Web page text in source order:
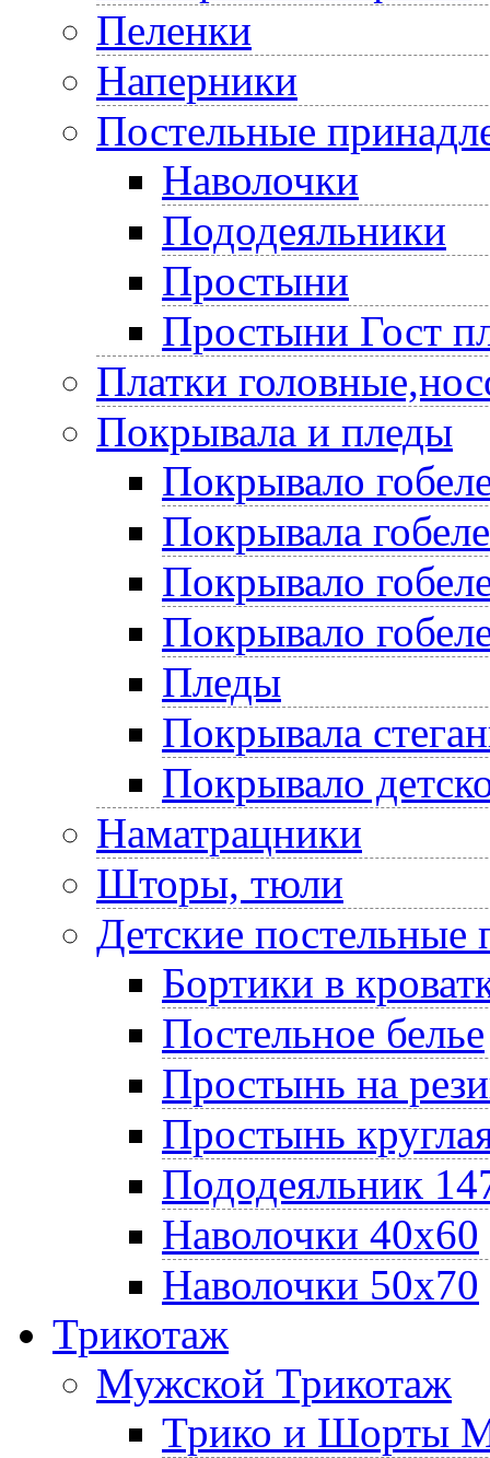
Пеленки
Наперники
Постельные
Наволочки
Пододеяльники
Простыни
Простыни Гост
Платки
Покрывала и пледы
Покрывало
Покрывала
Покрывало
Покрывало
Пледы
Покрывала
Покрывало
Наматрацники
Шторы, тюли
Детские постельные
Бортики в
Постельное белье
Простынь на
Простынь
Пододеяльник
Наволочки 40х60
Наволочки 50х70
Трикотаж
Мужской Трикотаж
Трико и Шорты